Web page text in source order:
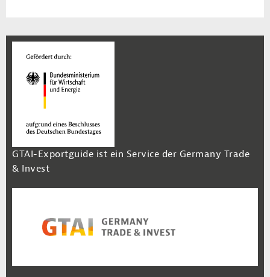
GTAI-Exportguide ist ein Service der Germany Trade
& Invest